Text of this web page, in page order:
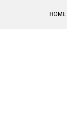
HOME